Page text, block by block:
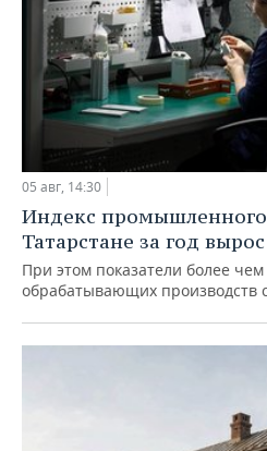
05 авг, 14:30
Индекс промышленного
Татарстане за год
При этом показатели более
обрабатывающих производств